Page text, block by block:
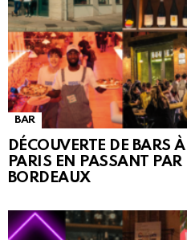
BAR
DÉCOUVERTE DE BARS
PARIS EN PASSANT PAR
BORDEAUX